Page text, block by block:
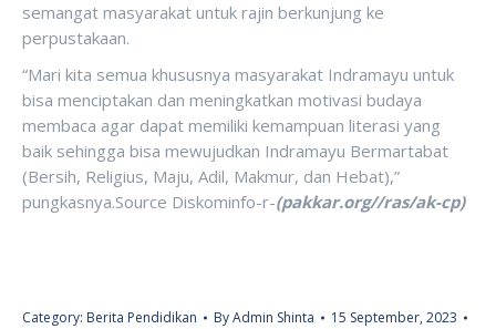
semangat masyarakat untuk rajin berkunjung ke
perpustakaan.
“Mari kita semua khususnya masyarakat Indramayu untuk
bisa menciptakan dan meningkatkan motivasi budaya
membaca agar dapat memiliki kemampuan literasi yang
baik sehingga bisa mewujudkan Indramayu Bermartabat
(Bersih, Religius, Maju, Adil, Makmur, dan Hebat),”
pungkasnya.Source Diskominfo-r-(pakkar.org//ras/ak-cp)
Category: Berita Pendidikan ByAdmin Shinta
15 September, 2023